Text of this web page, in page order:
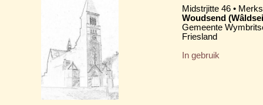
Midstrjitte 46 •
Woudsend
Gemeente
Friesland
In gebruik